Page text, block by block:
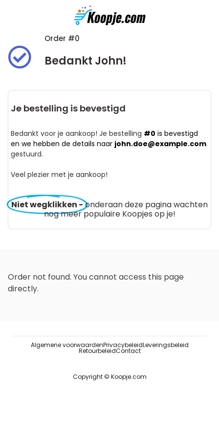
Order #0
Bedankt John!
Je bestelling is bevestigd
Bedankt voor je aankoop! Je bestelling #0 is bevestigd
en we hebben de details naar john.doe@example.com
gestuurd.
Veel plezier met je aankoop!
Niet wegklikken -onderaan deze pagina wachten
nog meer populaire Koopjes op je!
Order not found. You cannot access this page
directly.
Algemene voorwaardenPrivacybeleidLeveringsbeleid
RetourbeleidContact
Copyright © Koopje.com